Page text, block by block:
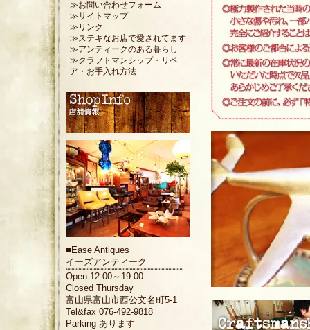
≫お問い合わせフォーム
≫サイトマップ
≫リンク
≫ステキなお店で愛されてます
≫アンティークのある暮らし
≫クラフトマンシップ・リペ
ア・お手入れ方法
■ Ease Antiques
イーズアンティーク
Open 12:00～19:00
Closed Thursday
富山県富山市西公文名町5-1
Tel&fax 076-492-9818
Parking あります